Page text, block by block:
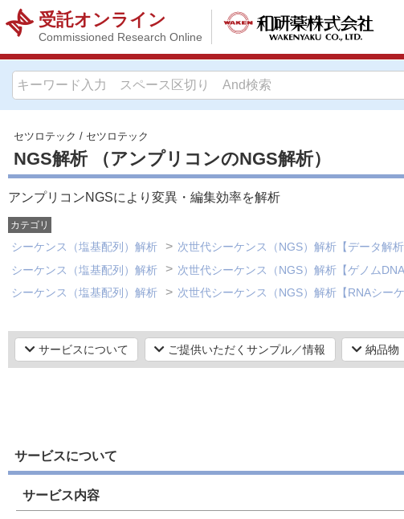
受託オンライン
Commissioned Research Online
セツロテック / セツロテック
NGS解析 （アンプリコンのNGS解析）
アンプリコンNGSにより変異・編集効率を解析
カテゴリ
シーケンス（塩基配列）解析 次世代シーケンス（NGS）解析【データ解析
シーケンス（塩基配列）解析
次世代シーケンス（NGS）解析【ゲノムDNA
シーケンス（塩基配列）解析
次世代シーケンス（NGS）解析【RNAシーケ
サービスについて ご提供いただくサンプル／情報 納品物
サービスについて
サービス内容